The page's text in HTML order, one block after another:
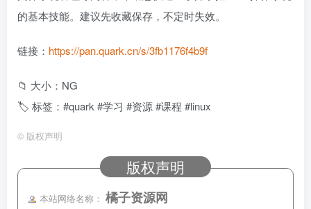
的基本技能。建议先收藏保存，不定时失效。
链接： https://pan.quark.cn/s/3fb1176f4b9f
📁 大小：NG
🏷 标签：#quark #学习 #资源 #课程 #linux
© 版权声明
版权声明
本站网络名称： 橘子资源网